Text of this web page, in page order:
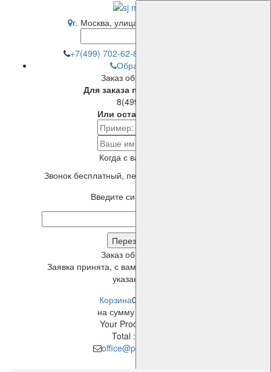
г. Москва, улица Привольная, 70
+7(499) 702-62-82
Обратный звонок
Заказ обратного звонка
Для заказа просто позвоните:
8(499)702-6282
Или оставьте телефон:
Когда с вами связаться?
Звонок бесплатный, перезвоним в течение 5 минут!
Введите символы с картинки
Заказ обратного звонка
Заявка принята, с вами свяжется наш менеджер в
указанное время!
Корзина0 позиций
на сумму
Your Product
Total :
office@pes-cable.ru